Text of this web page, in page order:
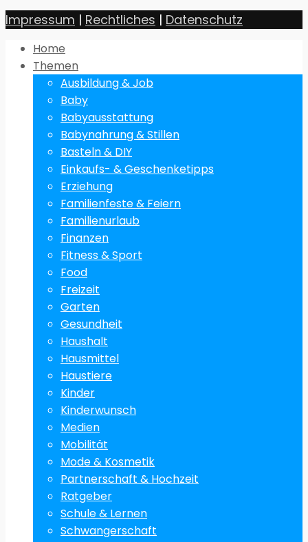
Impressum | Rechtliches | Datenschutz
Home
Themen
Ausbildung & Job
Baby
Babyausstattung
Babynahrung & Stillen
Basteln & DIY
Einkaufs- & Geschenketipps
Erziehung
Familienfeste & Feiern
Familienurlaub
Finanzen
Fitness & Sport
Food
Freizeit
Garten
Gesundheit
Haushalt
Hausmittel
Haustiere
Kinder
Kinderwunsch
Medien
Mobilität
Mode & Kosmetik
Partnerschaft & Hochzeit
Ratgeber
Schule & Lernen
Schwangerschaft